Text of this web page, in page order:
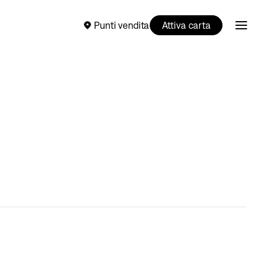
Punti vendita Attiva carta